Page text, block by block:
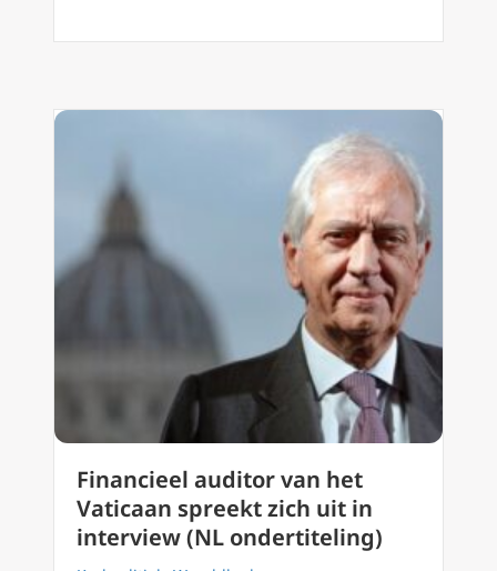
Financieel auditor van het
Vaticaan spreekt zich uit in
interview (NL ondertiteling)